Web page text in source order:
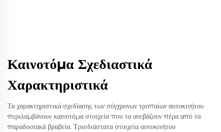
Καινοτόμα Σχεδιαστικά
Χαρακτηριστικά
Τα χαρακτηριστικά σχεδίασης των σύγχρονων τροπαίων αυτοκινήτου
περιλαμβάνουν καινοτόμα στοιχεία που τα ανεβάζουν πέρα από τα
παραδοσιακά βραβεία. Τρισδιάστατα στοιχεία αυτοκινήτου